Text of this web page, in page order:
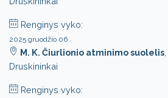
Renginys vyko:
2025 gruodžio 06
M. K. Čiurlionio atminimo suolelis
Druskininkai
Renginys vyko: